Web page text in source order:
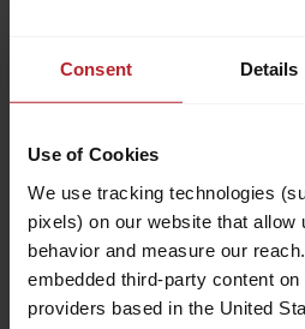
Consent Details
Use of Cookies
We use tracking technologies
pixels) on our website that allow
behavior and measure our
embedded third-party content
providers based in the United
510
Preis aba)
7,58 m
Länge
Wohnwagen ist für
werden darf. Für
stellt sich damit die
ich mein Fahrzeug
Fahrgäste, Gepäck
entsprechend meinen
unterzubringen, ohne